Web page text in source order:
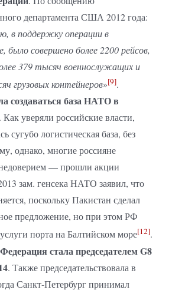
департамента США 2012 года:
в поддержку операции в
было совершено более 2200 рейсов,
379 тысяч военнослужащих и
грузовых контейнеров»[9].
создаваться база НАТО в
. Как уверяли российские власти,
сугубо логистическая база, без
однако, многие россияне
— прошли акции
зам. генсека НАТО заявил, что
поскольку Пакистан сделал
предложение, но при этом РФ
порта на Балтийском море[12].
стала председателем G8
. Также председательствовала в
Санкт-Петербург принимал